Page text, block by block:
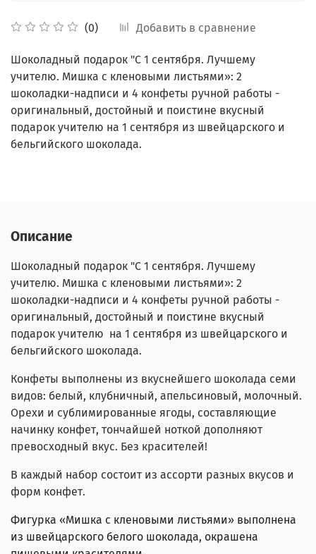
(0) Добавить в сравнение
Шоколадный подарок "С 1 сентября. Лучшему
учителю. Мишка с кленовыми листьями»: 2
шоколадки-надписи и 4 конфеты ручной работы -
оригинальный, достойный и поистине вкусный
подарок учителю на 1 сентября из швейцарского и
бельгийского шоколада.
Описание
Шоколадный подарок "С 1 сентября. Лучшему
учителю. Мишка с кленовыми листьями»: 2
шоколадки-надписи и 4 конфеты ручной работы -
оригинальный, достойный и поистине вкусный
подарок учителю на 1 сентября из швейцарского и
бельгийского шоколада.
Конфеты выполнены из вкуснейшего шоколада семи
видов: белый, клубничный, апельсиновый, молочный.
Орехи и сублимированные ягоды, составляющие
начинку конфет, тончайшей ноткой дополняют
превосходный вкус. Без красителей!
В каждый набор состоит из ассорти разных вкусов и
форм конфет.
Фигурка «Мишка с кленовыми листьями» выполнена
из швейцарского белого шоколада, окрашена